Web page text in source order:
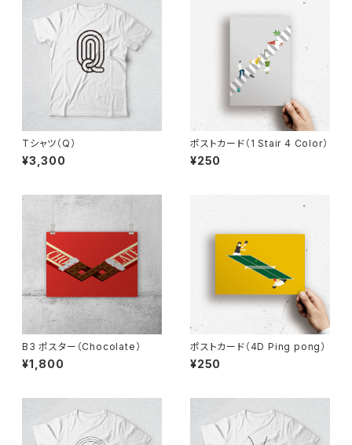
Tシャツ（Q）
¥3,300
ポストカード（1 Stair 4 Color）
¥250
B3 ポスター（Chocolate）
¥1,800
ポストカード（4D Ping pong）
¥250